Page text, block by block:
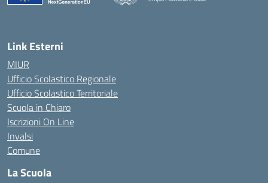
— Visita la pagina iniziale della scuola
Link Esterni
MIUR
Ufficio Scolastico Regionale
Ufficio Scolastico Territoriale
Scuola in Chiaro
Iscrizioni On Line
Invalsi
Comune
La Scuola